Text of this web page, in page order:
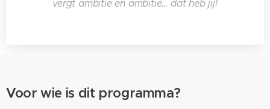
vergt ambitie en ambitie… dat heb jij!
Voor wie is dit programma?